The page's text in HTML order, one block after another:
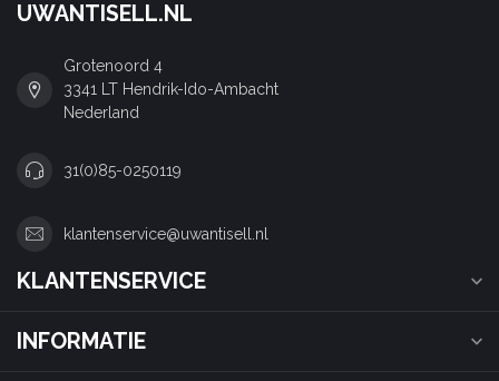
UWANTISELL.NL
Grotenoord 4
3341 LT Hendrik-Ido-Ambacht
Nederland
31(0)85-0250119
klantenservice@uwantisell.nl
KLANTENSERVICE
INFORMATIE